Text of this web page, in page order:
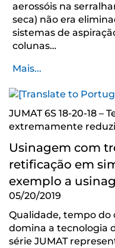
aerossóis na
seca) não era
sistemas de
colunas…
Mais...
JUMAT 6S 18-20-18 –
extremamente
Usinagem com
retificação em
exemplo a
05/20/2019
Qualidade, tempo do
domina a tecnologia
série JUMAT